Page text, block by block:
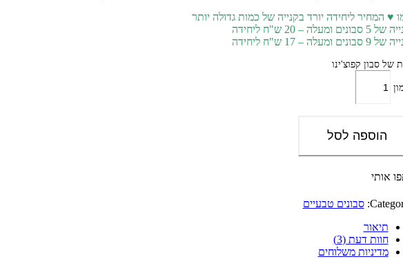
♥ המחיר ליחידה יורד בקנייה של כמות גדולה יותר
ומעלה – 20 ש"ח ליחידה
ומעלה – 17 ש"ח ליחידה
של סבון קפוצ'ינו
הוספה לסל
אותי
סבונים טבעיים
תיאור
חוות דעת (3)
מדיניות משלוחים